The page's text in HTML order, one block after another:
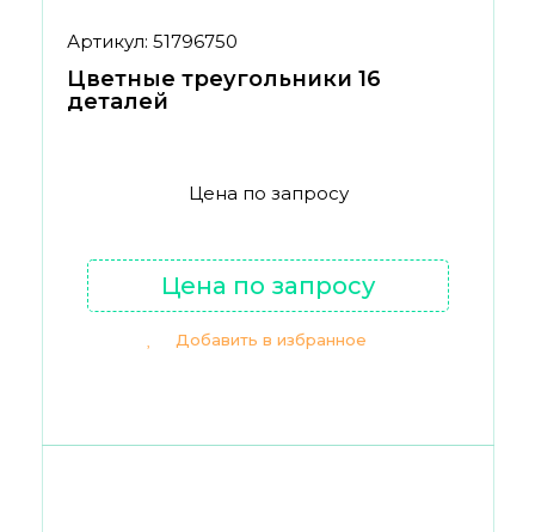
Артикул: 51796750
Цветные треугольники 16
деталей
Цена по запросу
Цена по запросу
Добавить в избранное